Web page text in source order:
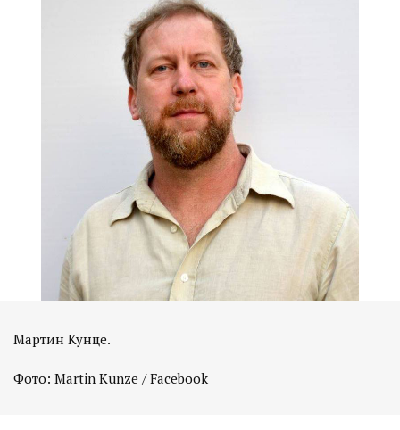
Мартин Кунце.
Фото: Martin Kunze / Facebook